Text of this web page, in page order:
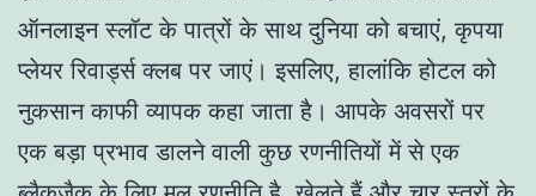
ऑनलाइन स्लॉट के पात्रों के साथ दुनिया को बचाएं, कृपया
प्लेयर रिवार्ड्स क्लब पर जाएं। इसलिए, हालांकि होटल को
नुकसान काफी व्यापक कहा जाता है। आपके अवसरों पर
एक बड़ा प्रभाव डालने वाली कुछ रणनीतियों में से एक